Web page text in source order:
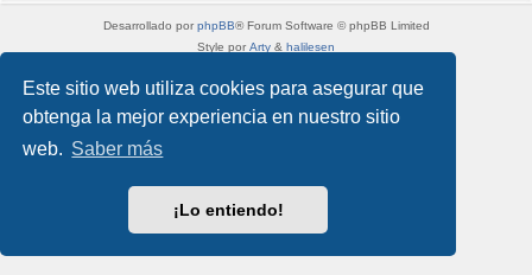
Este sitio web utiliza cookies para asegurar que
obtenga la mejor experiencia en nuestro sitio
web. Saber más
¡Lo entiendo!
Desarrollado por phpBB® Forum Software © phpBB Limited
Style por Arty & halilesen
Privacidad| Condiciones